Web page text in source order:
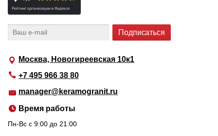
Москва, Новогиреевская 10к1
+7 495 966 38 80
manager@keramogranit.ru
Время работы
Пн-Вс c 9:00 до 21:00